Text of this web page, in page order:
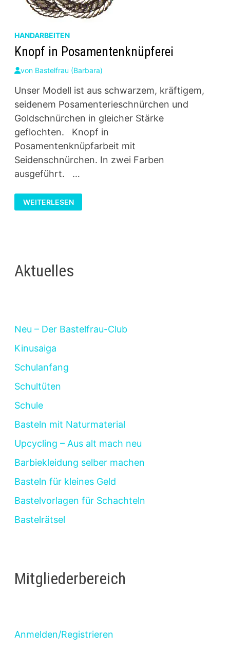
HANDARBEITEN
Knopf in Posamentenknüpferei
von Bastelfrau (Barbara)
Unser Modell ist aus schwarzem, kräftigem,
seidenem Posamenterieschnürchen und
Goldschnürchen in gleicher Stärke
geflochten. Knopf in
Posamentenknüpfarbeit mit
Seidenschnürchen. In zwei Farben
ausgeführt. …
KNOPF
IN
POSAMENTENKNÜPFEREI
WEITERLESEN
Aktuelles
Neu – Der Bastelfrau-Club
Kinusaiga
Schulanfang
Schultüten
Schule
Basteln mit Naturmaterial
Upcycling – Aus alt mach neu
Barbiekleidung selber machen
Basteln für kleines Geld
Bastelvorlagen für Schachteln
Bastelrätsel
Mitgliederbereich
Anmelden/Registrieren